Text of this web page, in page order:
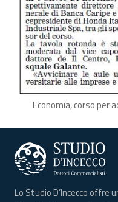
Economia, corso per
Lo Studio D’Incecco offre